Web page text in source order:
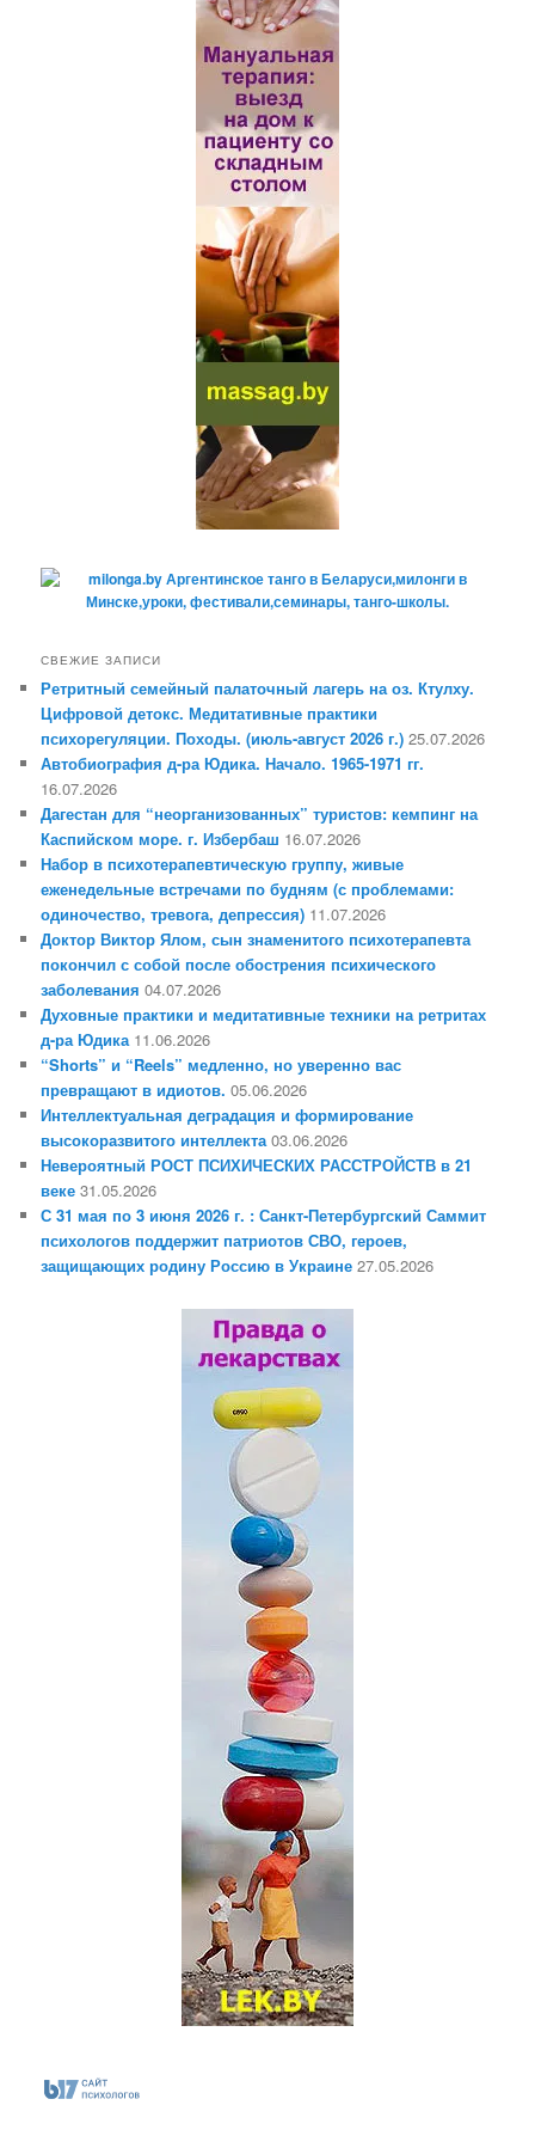
СВЕЖИЕ ЗАПИСИ
Ретритный семейный палаточный лагерь на оз. Ктулху.
Цифровой детокс. Медитативные практики
психорегуляции. Походы. (июль-август 2026 г.) 25.07.2026
Автобиография д-ра Юдика. Начало. 1965-1971 гг.
16.07.2026
Дагестан для “неорганизованных” туристов: кемпинг на
Каспийском море. г. Избербаш 16.07.2026
Набор в психотерапевтическую группу, живые
еженедельные встречами по будням (с проблемами:
одиночество, тревога, депрессия) 11.07.2026
Доктор Виктор Ялом, сын знаменитого психотерапевта
покончил с собой после обострения психического
заболевания 04.07.2026
Духовные практики и медитативные техники на ретритах
д-ра Юдика 11.06.2026
“Shorts” и “Reels” медленно, но уверенно вас
превращают в идиотов. 05.06.2026
Интеллектуальная деградация и формирование
высокоразвитого интеллекта 03.06.2026
Невероятный РОСТ ПСИХИЧЕСКИХ РАССТРОЙСТВ в 21
веке 31.05.2026
С 31 мая по 3 июня 2026 г. : Санкт-Петербургский Саммит
психологов поддержит патриотов СВО, героев,
защищающих родину Россию в Украине 27.05.2026